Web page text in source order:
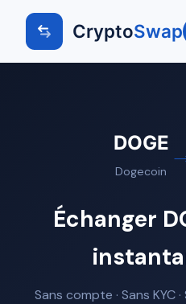
CryptoSwap
DOGE
Dogecoin
Échanger
Sans compte · Sans KYC